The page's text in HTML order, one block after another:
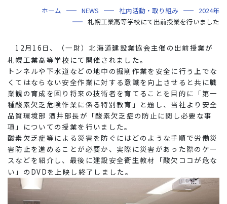
年代から探す
地域別で探す
用途区分から探す
GISマップシステム
Niseko Project
プロジェクトレポート
技術・ソリューション
海外事業
NISEKO PROJECTS
閉じる
ホーム NEWS 社内活動・取り組み
2024年
札幌工業高等学校にて出前授業を行いました
12月16日、（一財）北海道建設業協会主催の出前授業が
札幌工業高等学校にて開催されました。
トンネルや下水道などの地中の掘削作業を安全に行う上でな
くてはならない安全作業に対する意識を向上させると共に職
業観の育成を図り将来の技術者を育てることを目的に「第一
種酸素欠乏危険作業に係る特別教育」と題し、当社より安全
品質環境部 酒井部長が「酸素欠乏症の防止に関し必要な事
項」についての授業を行いました。
酸素欠乏症等による災害を防ぐにはどのような手順で労働災
害防止を進めることが必要か、実際に災害があった際のケー
スなどを紹介し、最後に建設安全衛生教材「酸欠ココが危な
い」のDVDを上映し終了しました。